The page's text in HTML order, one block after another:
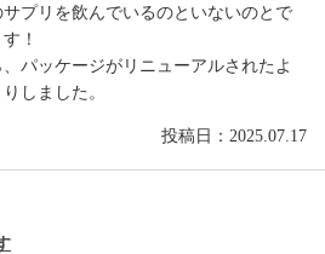
プリを飲んでいるのといないのとで
！
パッケージがリニューアルされたよ
しました。
投稿日：2025.07.17